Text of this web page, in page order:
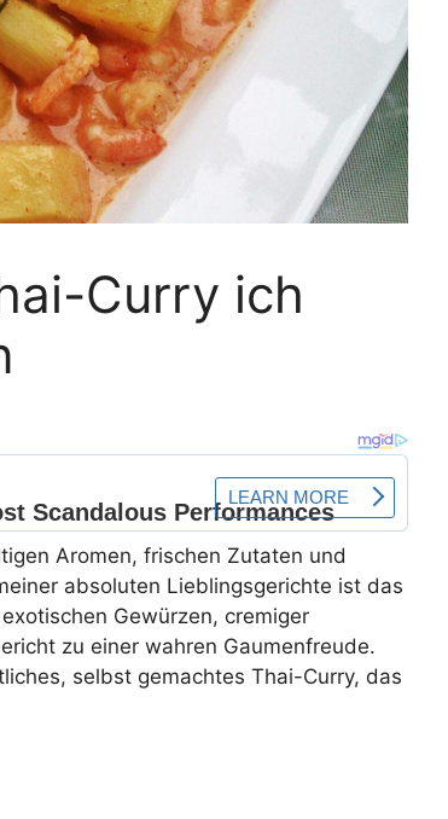
Curry ich
Aromen, frischen Zutaten und
absoluten Lieblingsgerichte ist das
Gewürzen, cremiger
zu einer wahren Gaumenfreude.
selbst gemachtes Thai-Curry, das